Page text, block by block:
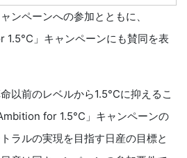
ンペーンへの参加とともに、
1.5°C」キャンペーンにも賛同を表
以前のレベルから1.5°Cに抑えるこ
for 1.5°C」キャンペーンの
ラルの実現を目指す日産の目標と